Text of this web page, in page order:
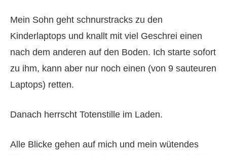
Mein Sohn geht schnurstracks zu den
Kinderlaptops und knallt mit viel Geschrei einen
nach dem anderen auf den Boden. Ich starte sofort
zu ihm, kann aber nur noch einen (von 9 sauteuren
Laptops) retten.
Danach herrscht Totenstille im Laden.
Alle Blicke gehen auf mich und mein wütendes